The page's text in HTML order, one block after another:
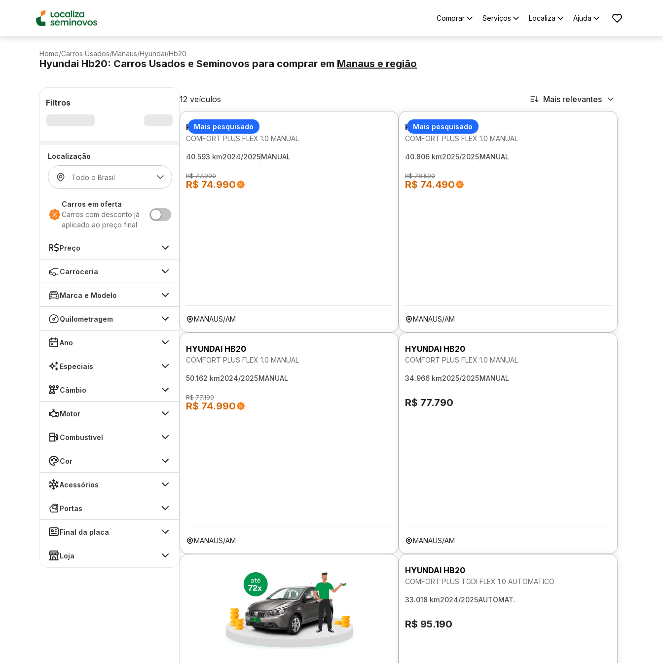
Comprar Serviços Localiza Ajuda
Home/Carros Usados/Manaus/Hyundai/Hb20
Hyundai Hb20: Carros Usados e Seminovos para comprar em Manaus e região
Filtros
Localização
Carros em oferta
Carros com desconto já
aplicado ao preço final
Preço
Carroceria
Marca e Modelo
Quilometragem
Ano
Especiais
Câmbio
Motor
Combustível
Cor
Acessórios
Portas
Final da placa
Loja
12 veículos Mais relevantes
Mais pesquisado
HYUNDAI HB20
COMFORT PLUS FLEX 1.0 MANUAL
40.593 km2024/2025MANUAL
R$ 77.990
R$ 74.990
MANAUS/AM
Mais pesquisado
HYUNDAI HB20
COMFORT PLUS FLEX 1.0 MANUAL
40.806 km2025/2025MANUAL
R$ 78.590
R$ 74.490
MANAUS/AM
HYUNDAI HB20
COMFORT PLUS FLEX 1.0 MANUAL
50.162 km2024/2025MANUAL
R$ 77.190
R$ 74.990
MANAUS/AM
HYUNDAI HB20
COMFORT PLUS FLEX 1.0 MANUAL
34.966 km2025/2025MANUAL
R$ 77.790
MANAUS/AM
HYUNDAI HB20
COMFORT PLUS TGDI FLEX 1.0 AUTOMATICO
33.018 km2024/2025AUTOMAT.
R$ 95.190